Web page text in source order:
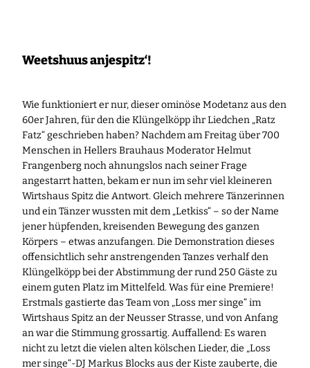
Weetshuus anjespitz‘!
Wie funktioniert er nur, dieser ominöse Modetanz aus den
60er Jahren, für den die Klüngelköpp ihr Liedchen „Ratz
Fatz“ geschrieben haben? Nachdem am Freitag über 700
Menschen in Hellers Brauhaus Moderator Helmut
Frangenberg noch ahnungslos nach seiner Frage
angestarrt hatten, bekam er nun im sehr viel kleineren
Wirtshaus Spitz die Antwort. Gleich mehrere Tänzerinnen
und ein Tänzer wussten mit dem „Letkiss“ – so der Name
jener hüpfenden, kreisenden Bewegung des ganzen
Körpers – etwas anzufangen. Die Demonstration dieses
offensichtlich sehr anstrengenden Tanzes verhalf den
Klüngelköpp bei der Abstimmung der rund 250 Gäste zu
einem guten Platz im Mittelfeld. Was für eine Premiere!
Erstmals gastierte das Team von „Loss mer singe“ im
Wirtshaus Spitz an der Neusser Strasse, und von Anfang
an war die Stimmung grossartig. Auffallend: Es waren
nicht zu letzt die vielen alten kölschen Lieder, die „Loss
mer singe“-DJ Markus Blocks aus der Kiste zauberte, die